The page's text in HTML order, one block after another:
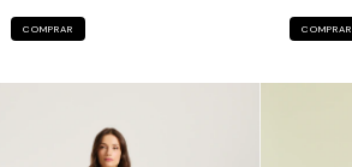
COMPRAR COMPRAR